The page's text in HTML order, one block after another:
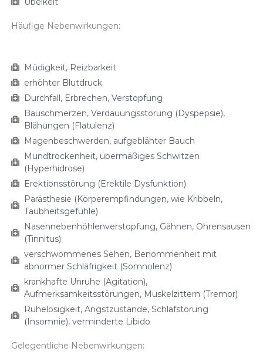
Häufige Nebenwirkungen:
Müdigkeit, Reizbarkeit
erhöhter Blutdruck
Durchfall, Erbrechen, Verstopfung
Bauschmerzen, Verdauungsstörung (Dyspepsie),
Blähungen (Flatulenz)
Magenbeschwerden, aufgeblähter Bauch
Mundtrockenheit, übermäßiges Schwitzen
(Hyperhidrose)
Erektionsstörung (Erektile Dysfunktion)
Parästhesie (Körperempfindungen, wie Kribbeln,
Taubheitsgefühle)
Nasennebenhöhlenverstopfung, Gähnen, Ohrensausen
(Tinnitus)
verschwommenes Sehen, Benommenheit mit
abnormer Schläfrigkeit (Somnolenz)
krankhafte Unruhe (Agitation),
Aufmerksamkeitsstörungen, Muskelzittern (Tremor)
Ruhelosigkeit, Angstzustände, Schlafstörung
(Insomnie), verminderte Libido
Gelegentliche Nebenwirkungen: